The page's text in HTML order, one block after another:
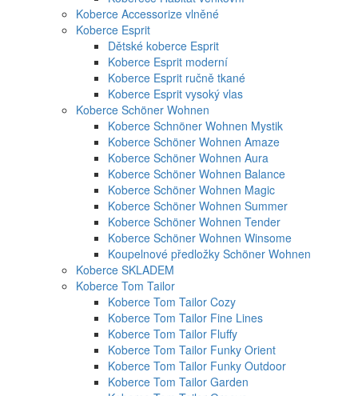
Koberce Accessorize vlněné
Koberce Esprit
Dětské koberce Esprit
Koberce Esprit moderní
Koberce Esprit ručně tkané
Koberce Esprit vysoký vlas
Koberce Schöner Wohnen
Koberce Schnöner Wohnen Mystik
Koberce Schöner Wohnen Amaze
Koberce Schöner Wohnen Aura
Koberce Schöner Wohnen Balance
Koberce Schöner Wohnen Magic
Koberce Schöner Wohnen Summer
Koberce Schöner Wohnen Tender
Koberce Schöner Wohnen Winsome
Koupelnové předložky Schöner Wohnen
Koberce SKLADEM
Koberce Tom Tailor
Koberce Tom Tailor Cozy
Koberce Tom Tailor Fine Lines
Koberce Tom Tailor Fluffy
Koberce Tom Tailor Funky Orient
Koberce Tom Tailor Funky Outdoor
Koberce Tom Tailor Garden